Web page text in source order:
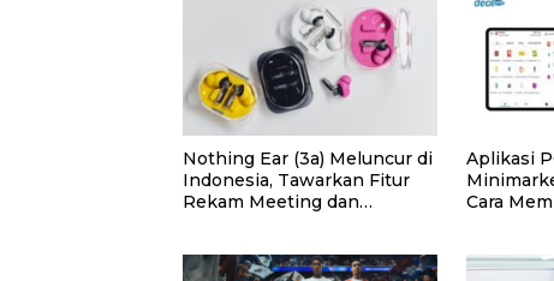
Nothing Ear (3a) Meluncur di
Indonesia, Tawarkan Fitur
Rekam Meeting dan
Aplikasi
Cara